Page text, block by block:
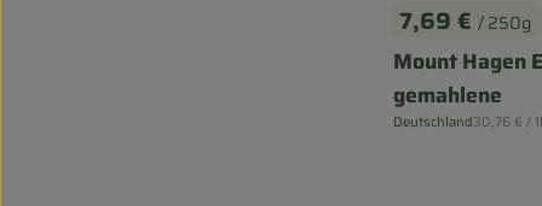
, Preis:
7,69 € / 250g
Mount Hagen
gemahlene
, Herkunft:
Deutschland,30,76 € /